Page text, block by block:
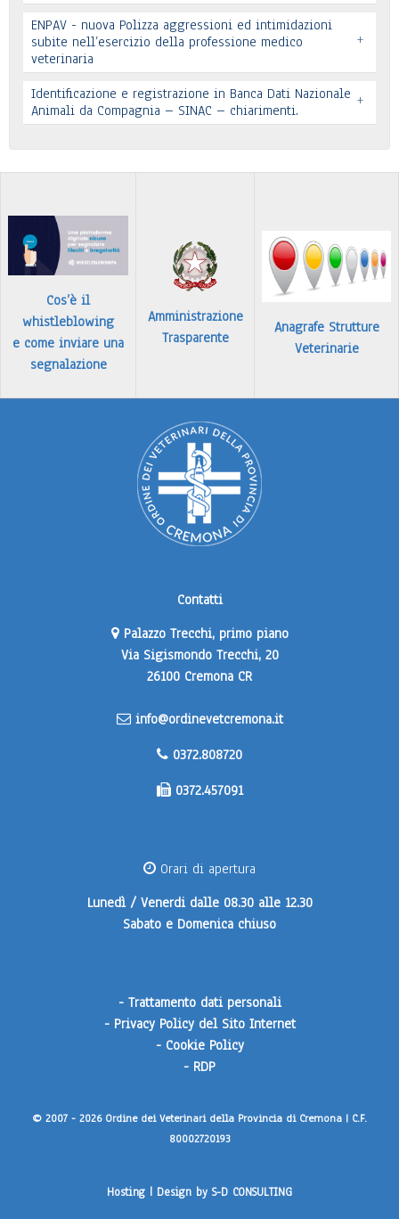
Leggi tutto
Leggi tutto
ENPAV - nuova Polizza aggressioni ed intimidazioni
subite nell’esercizio della professione medico
veterinaria
+
In allegato si pubblica lettera pervenuta
Identificazione e registrazione in Banca Dati Nazionale
Animali da Compagnia – SINAC – chiarimenti.
+
Cos’è il
whistleblowing
e come inviare una
segnalazione
Amministrazione
Trasparente
Anagrafe Strutture
Veterinarie
Contatti
Palazzo Trecchi, primo piano
Via Sigismondo Trecchi, 20
26100 Cremona CR
info@ordinevetcremona.it
0372.808720
0372.457091
Orari di apertura
Lunedì / Venerdidalle 08.30 alle 12.30
Sabato e Domenica chiuso
- Trattamento dati personali
- Privacy Policy del Sito Internet
- Cookie Policy
- RDP
© 2007 - 2026 Ordine dei Veterinari della Provincia di Cremona | C.F.
80002720193
Hosting | Design by S-D CONSULTING